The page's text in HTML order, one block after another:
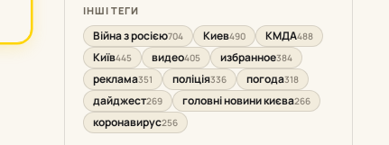
ІНШІ ТЕГИ
Війна з росією704 Киев490 КМДА488
Київ445 видео405 избранное384
реклама351 поліція336 погода318
дайджест269 головні новини києва266
коронавирус256